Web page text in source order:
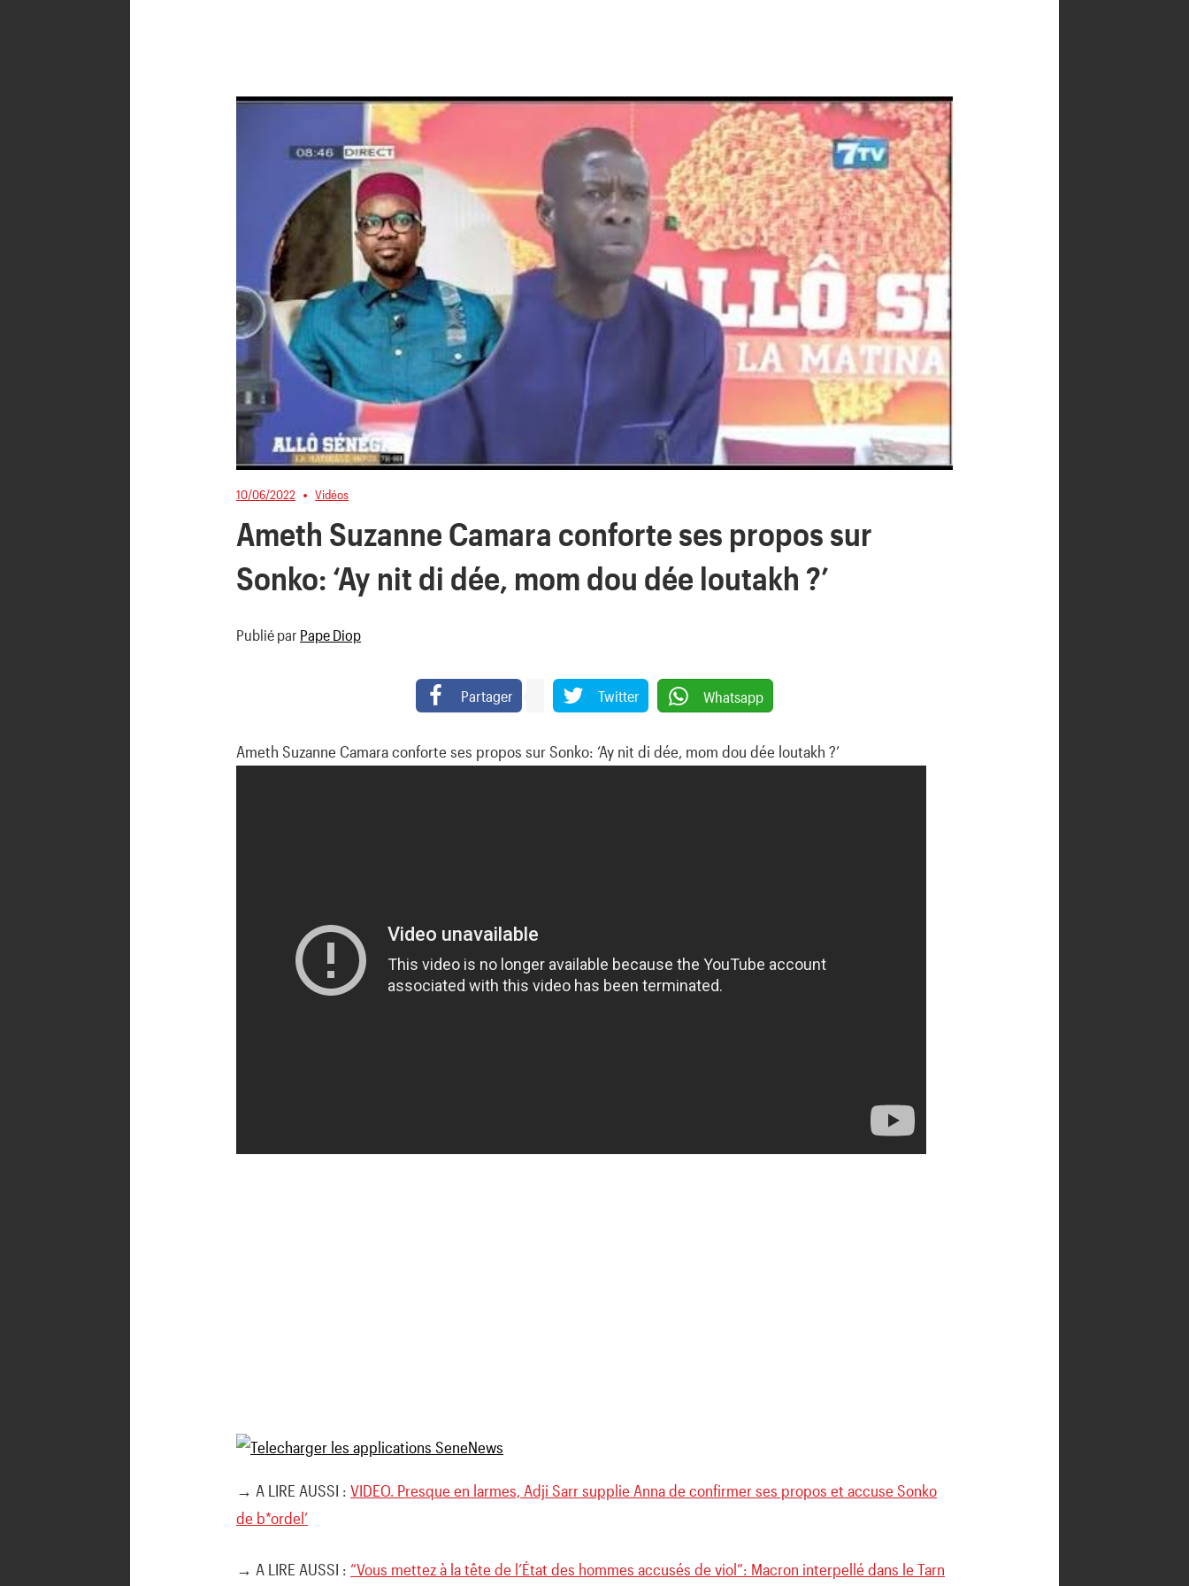
10/06/2022 Vidéos
Ameth Suzanne Camara conforte ses propos sur
Sonko: ‘Ay nit di dée, mom dou dée loutakh ?’
Publié par Pape Diop
Partager Twitter Whatsapp
Ameth Suzanne Camara conforte ses propos sur Sonko: ‘Ay nit di dée, mom dou dée loutakh ?’
→ A LIRE AUSSI : VIDEO. Presque en larmes, Adji Sarr supplie Anna de confirmer ses propos et accuse Sonko
de b*ordel’
→ A LIRE AUSSI : “Vous mettez à la tête de l’État des hommes accusés de viol”: Macron interpellé dans le Tarn